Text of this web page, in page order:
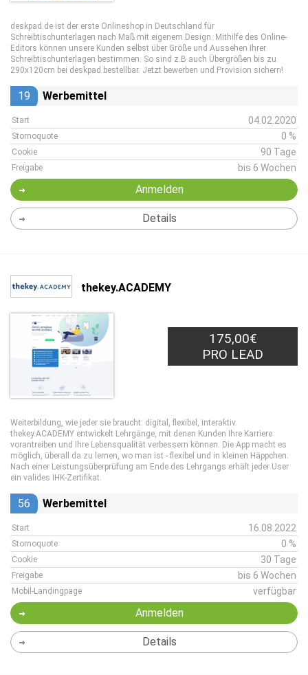
deskpad.de ist der erste Onlineshop in Deutschland für
Schreibtischunterlagen nach Maß mit eigenem Design. Mithilfe des Online-
Editors können unsere Kunden selbst über Größe und Aussehen Ihrer
Schreibtischunterlagen bestimmen. So sind z.B auch Übergrößen bis zu
290x120cm bei deskpad bestellbar. Jetzt bewerben und Provision sichern!
19 Werbemittel
Start 04.02.2020
Stornoquote 0 %
Cookie 90 Tage
Freigabe bis 6 Wochen
Anmelden
Details
thekey.ACADEMY
175,00€
PRO LEAD
Weiterbildung, wie jeder sie braucht: digital, flexibel, interaktiv.
thekey.ACADEMY entwickelt Lehrgänge, mit denen Kunden Ihre Karriere
vorantreiben und Ihre Lebensqualität verbessern können. Die App macht es
möglich, überall da zu lernen, wo man ist - flexibel und in kleinen Häppchen.
Nach einer Leistungsüberprüfung am Ende des Lehrgangs erhält jeder User
ein valides IHK-Zertifikat.
56 Werbemittel
Start 16.08.2022
Stornoquote 0 %
Cookie 30 Tage
Freigabe bis 6 Wochen
Mobil-Landingpage verfügbar
Anmelden
Details